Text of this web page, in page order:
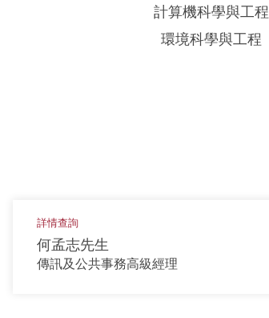
計算機科學與工程
環境科學與工程
詳情查詢
何孟志先生
傳訊及公共事務高級經理